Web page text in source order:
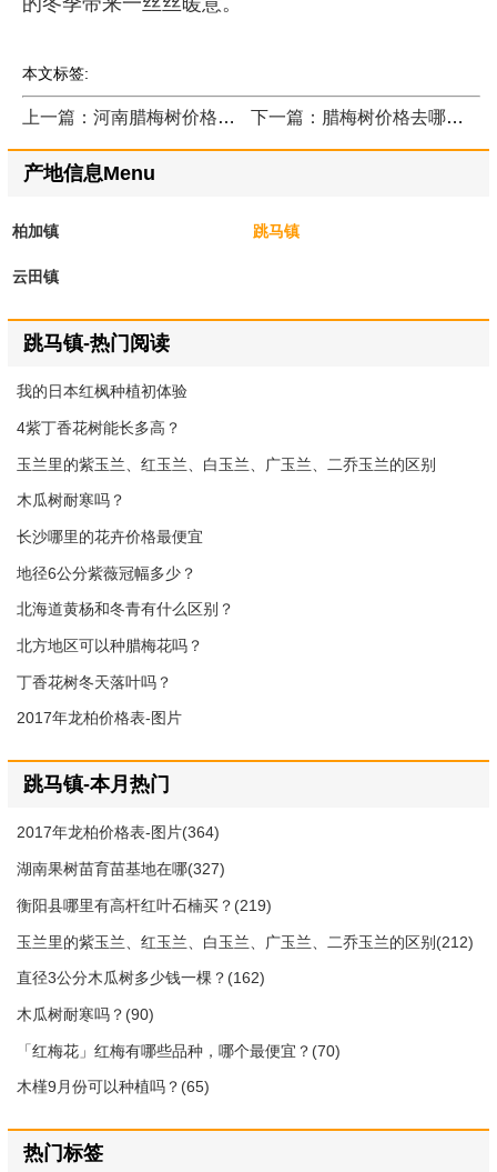
本文标签:
上一篇：河南腊梅树价格表哪里咨询？ 下一篇：腊梅树价格去哪里咨询？
产地信息Menu
柏加镇 跳马镇
云田镇
跳马镇-热门阅读
我的日本红枫种植初体验
4紫丁香花树能长多高？
玉兰里的紫玉兰、红玉兰、白玉兰、广玉兰、二乔玉兰的区别
木瓜树耐寒吗？
长沙哪里的花卉价格最便宜
地径6公分紫薇冠幅多少？
北海道黄杨和冬青有什么区别？
北方地区可以种腊梅花吗？
丁香花树冬天落叶吗？
2017年龙柏价格表-图片
跳马镇-本月热门
2017年龙柏价格表-图片(364)
湖南果树苗育苗基地在哪(327)
衡阳县哪里有高杆红叶石楠买？(219)
玉兰里的紫玉兰、红玉兰、白玉兰、广玉兰、二乔玉兰的区别(212)
直径3公分木瓜树多少钱一棵？(162)
木瓜树耐寒吗？(90)
「红梅花」红梅有哪些品种，哪个最便宜？(70)
木槿9月份可以种植吗？(65)
热门标签